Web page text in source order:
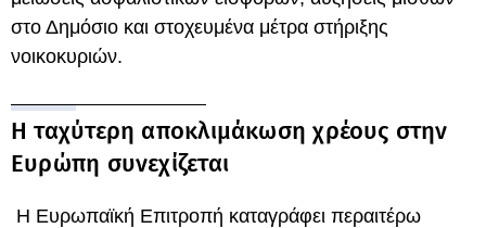
στο Δημόσιο και στοχευμένα μέτρα στήριξης
νοικοκυριών.
Η ταχύτερη αποκλιμάκωση χρέους στην
Ευρώπη συνεχίζεται
Η Ευρωπαϊκή Επιτροπή καταγράφει περαιτέρω